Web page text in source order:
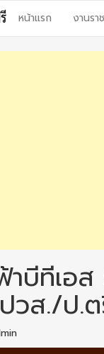
หน้าแรก งานรา
าบีทีเอ
วส./ป.